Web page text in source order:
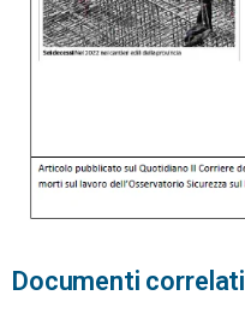
Documenti correlati